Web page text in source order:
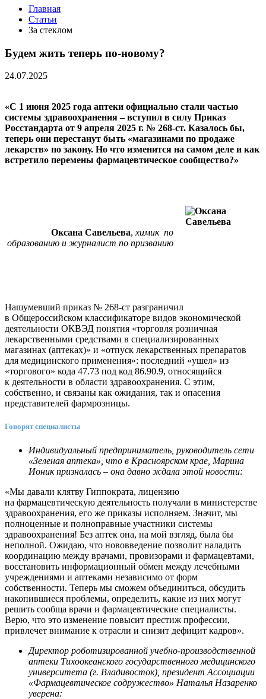
Главная
Статьи
За стеклом
Будем жить теперь по-новому?
24.07.2025
«С 1 июня 2025 года аптеки официально стали частью
системы здравоохранения – вступил в силу Приказ
Росстандарта от 9 апреля 2025 г. № 268-ст. Казалось бы,
теперь они перестанут быть «магазинами по продаже
лекарств» по закону. Но что изменится на самом деле и как
встретило перемены фармацевтическое сообщество?»
Оксана Савельева, химик по
образованию и журналист по призванию
Нашумевший приказ № 268-ст разграничил
в Общероссийском классификаторе видов экономической
деятельности ОКВЭД понятия «торговля розничная
лекарственными средствами в специализированных
магазинах (аптеках)» и «отпуск лекарственных препаратов
для медицинского применения»: последний «ушел» из
«торгового» кода 47.73 под код 86.90.9, относящийся
к деятельности в области здравоохранения. С этим,
собственно, и связаны как ожидания, так и опасения
представителей фармрозницы.
Говорят специалисты
Индивидуальный предприниматель, руководитель сети
«Зеленая аптека», что в Красноярском крае, Марина
Ионик призналась – она давно ждала этой новости:
«Мы давали клятву Гиппократа, лицензию
на фармацевтическую деятельность получали в министерстве
здравоохранения, его же приказы исполняем. Значит, мы
полноценные и полноправные участники системы
здравоохранения! Без аптек она, на мой взгляд, была бы
неполной. Ожидаю, что нововведение позволит наладить
координацию между врачами, провизорами и фармацевтами,
восстановить информационный обмен между лечебными
учреждениями и аптеками независимо от форм
собственности. Теперь мы сможем объединиться, обсудить
накопившиеся проблемы, определить, какие из них могут
решить сообща врачи и фармацевтические специалисты.
Верю, что это изменение повысит престиж профессии,
привлечет внимание к отрасли и снизит дефицит кадров».
Директор роботизированной учебно-производственной
аптеки Тихоокеанского государственного медицинского
университета (г. Владивосток), президент Ассоциации
«Фармацевтическое содружество» Наталья Назаренко
уверена: